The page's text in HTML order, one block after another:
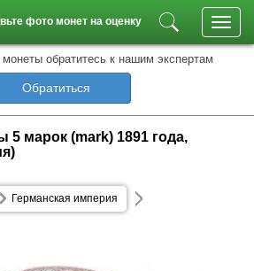
фото монет на оценку
обратитесь к нашим экспертам
Обратиться
марок (mark) 1891 года,
Германская империя